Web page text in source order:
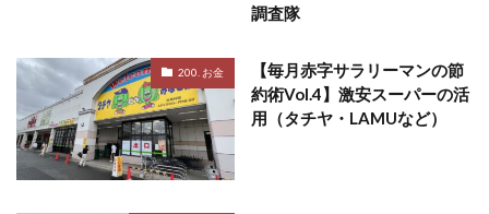
調査隊
200. お金
【毎月赤字サラリーマンの節
約術Vol.4】激安スーパーの活
用（タチヤ・LAMUなど）